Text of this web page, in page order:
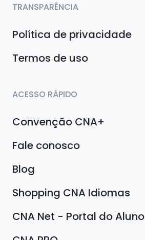
TRANSPARÊNCIA
Política de privacidade
Termos de uso
ACESSO RÁPIDO
Convenção CNA+
Fale conosco
Blog
Shopping CNA Idiomas
CNA Net - Portal do Aluno